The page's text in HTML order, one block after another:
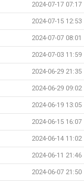
2024-07-17 07:17
2024-07-15 12:53
2024-07-07 08:01
2024-07-03 11:59
2024-06-29 21:35
2024-06-29 09:02
2024-06-19 13:05
2024-06-15 16:07
2024-06-14 11:02
2024-06-11 21:46
2024-06-07 21:50